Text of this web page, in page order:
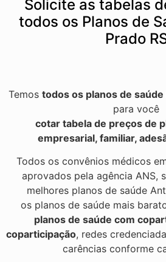
Solicite as tabelas
todos os Planos de
Prado
Temos todos os planos de saúde
para você
cotar tabela de preços de
empresarial, familiar,
Todos os convênios médicos
aprovados pela agência ANS,
melhores planos de saúde
os planos de saúde mais
planos de saúde com
coparticipação, redes
carências conforme